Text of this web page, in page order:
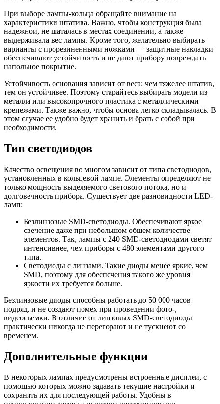
При выборе лампы-кольца обращайте внимание на
характеристики штатива. Важно, чтобы конструкция была
надежной, не шаталась в местах соединений, а также
выдерживала вес лампы. Кроме того, желательно выбирать
варианты с прорезиненными ножками — защитные накладки
обеспечивают устойчивость и не дают прибору повреждать
напольное покрытие.
Устойчивость основания зависит от веса: чем тяжелее штатив,
тем он устойчивее. Поэтому старайтесь выбирать модели из
металла или высокопрочного пластика с металлическими
крепежами. Также важно, чтобы основа легко складывалась. В
этом случае ее удобно будет хранить и брать с собой при
необходимости.
Тип светодиодов
Качество освещения во многом зависит от типа светодиодов,
установленных в кольцевой лампе. Элементы определяют не
только мощность выделяемого светового потока, но и
долговечность прибора. Существует две разновидности LED-
ламп:
Безлинзовые SMD-светодиоды. Обеспечивают яркое
свечение даже при небольшом общем количестве
элементов. Так, лампы с 240 SMD-светодиодами светят
интенсивнее, чем приборы с 480 элементами другого
типа.
Светодиоды с линзами. Такие диоды менее яркие, чем
SMD, поэтому для обеспечения такого же уровня
яркости их требуется больше.
Безлинзовые диоды способны работать до 50 000 часов
подряд, и не создают помех при проведении фото-,
видеосъемки. В отличие от линзовых SMD-светодиоды
практически никогда не перегорают и не тускнеют со
временем.
Дополнительные функции
В некоторых лампах предусмотрены встроенные дисплеи, с
помощью которых можно задавать текущие настройки и
сохранять их для последующей работы. Удобны в